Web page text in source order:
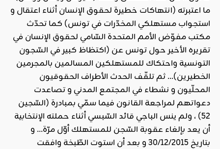
ما اعتبرته (انتهاكات خطيرة لحقوق الإنسان أثناء اعتقال و
استجواب مستهلكي المخدّرات في تونس) كما تحدّث
مكتب مفوّض الأمم المتحدة السّامي لحقوق الإنسان في
تقريره الأخير حول تونس عن (اكتظاظ كبير في السّجون
التونسية واحتكاك للمستهلكين المسالمين بالمجرمين
الخطيرين)… ثم تلقّف الحدث الأطراف الحقوقيون
المحلّيون و نشطاء في المجتمع المدني و تصاعدت
دعواتهم لمراجعة القانون فيما سمّي بمبادرة (السّجين
52) ، ولم ينس الباجي قائد السّبسي أثناء حملته الإنتخابية
أن يعد بإلغاء عقوبة السّجن للمستهلك أوّل مرّة… و
بتاريخ 30/12/2015 و بعد أن استوت الطّبخة وافقت